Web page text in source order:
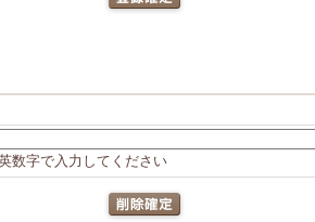
数字で入力してください